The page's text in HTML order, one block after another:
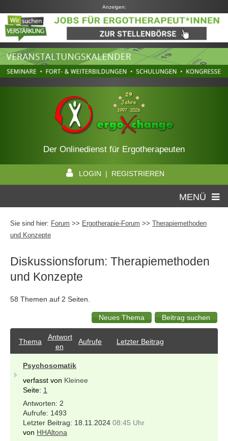
Anzeigen:
Der Onlinedienst für Ergotherapeuten
LOGIN | REGISTRIEREN
MENÜ
Sie sind hier: Forum >> Ergotherapie-Forum >> Therapiemethoden
und Konzepte
Diskussionsforum: Therapiemethoden
und Konzepte
58 Themen auf 2 Seiten.
Thema
Antwort
en
Aufrufe Letzter Beitrag
Psychosomatik
verfasst von Kleinee
Seite: 1
2
1493
18.11.2024 08:45 Uhr
von HHAltona